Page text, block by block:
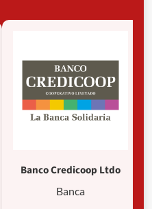
Banco Credicoop Ltdo
Banca